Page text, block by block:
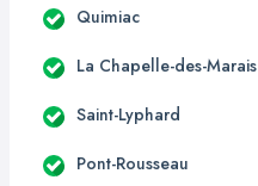
Quimiac
La Chapelle-des-Marais
Saint-Lyphard
Pont-Rousseau